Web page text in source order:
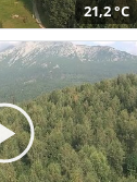
21,2 °C